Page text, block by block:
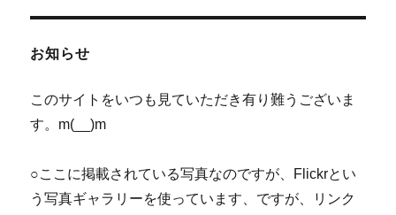
お知らせ
このサイトをいつも見ていただき有り難うございま
す。m(__)m
○ここに掲載されている写真なのですが、Flickrとい
う写真ギャラリーを使っています、ですが、リンク